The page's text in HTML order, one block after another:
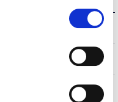
4.000K
>80
UGR <19